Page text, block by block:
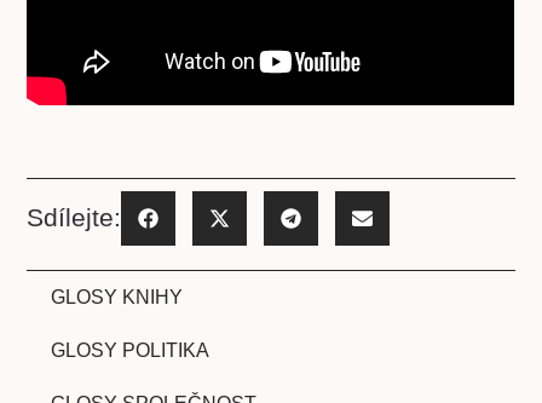
Sdílejte:
GLOSY KNIHY
GLOSY POLITIKA